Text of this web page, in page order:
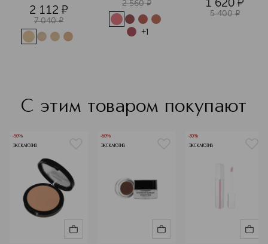
2 112 ¤
7 040 ¤
2 560 ¤
+1
5 400 ¤
С этим товаром покупают
-50%
ЭКСКЛЮЗИВ
-60%
ЭКСКЛЮЗИВ
-30%
ЭКСКЛЮЗИВ